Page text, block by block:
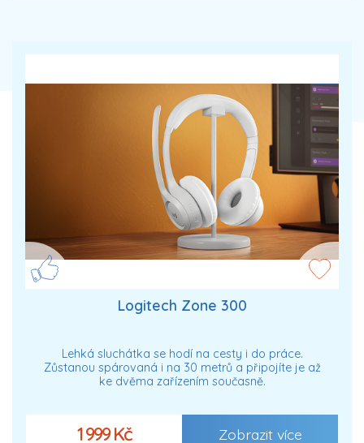
Logitech Zone 300
Lehká sluchátka se hodí na cesty i do práce.
Zůstanou spárovaná i na 30 metrů a připojíte je až
ke dvěma zařízením současně.
1 999 Kč Zobrazit více